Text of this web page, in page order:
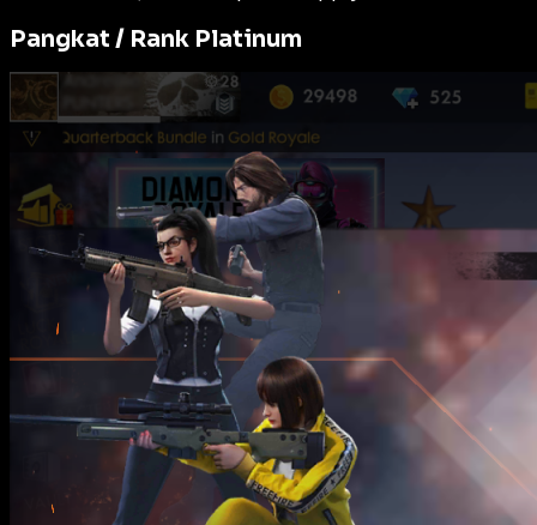
Pangkat / Rank Platinum